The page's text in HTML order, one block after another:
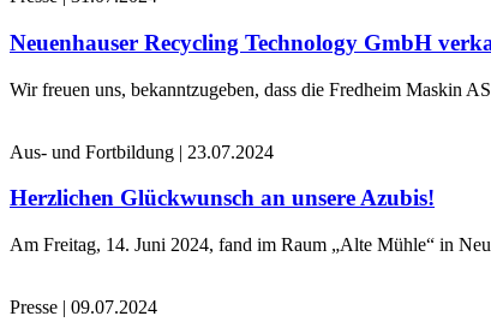
Neuenhauser Recycling Technology GmbH
Wir freuen uns, bekanntzugeben, dass die Fredheim Maskin
Aus- und Fortbildung | 23.07.2024
Herzlichen Glückwunsch an unsere Azubis!
Am Freitag, 14. Juni 2024, fand im Raum „Alte Mühle“ in
Presse | 09.07.2024